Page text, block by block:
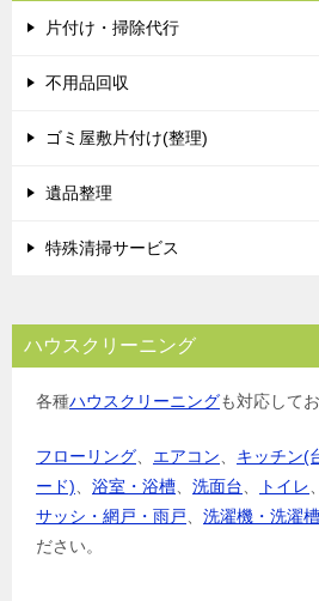
片付け・掃除代行
不用品回収
ゴミ屋敷片付け(整理)
遺品整理
特殊清掃サービス
ハウスクリーニング
各種ハウスクリーニングも対応して
フローリング エアコン キッチン(
ード)
浴室・浴槽 洗面台 トイレ
サッシ・網戸・雨戸
洗濯機・洗濯槽
ださい。